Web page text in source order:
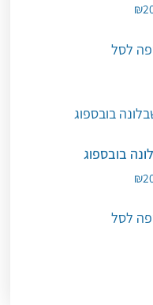
₪
לסל
בובספוג
₪
לסל